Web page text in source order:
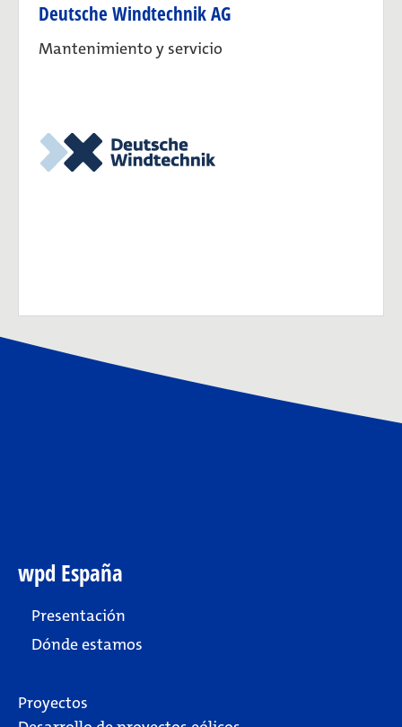
Deutsche Windtechnik AG
Mantenimiento y servicio
wpd España
Presentación
Dónde estamos
Proyectos